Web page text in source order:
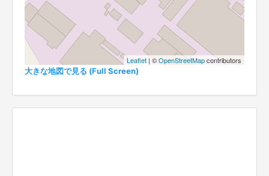
Leaflet | ©OpenStreetMapcontributors
大きな地図で見る (Full Screen)